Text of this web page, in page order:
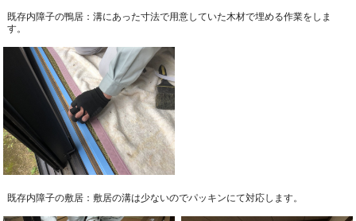
既存内障子の鴨居：溝にあった寸法で用意していた木材で埋める作業をしま
す。
既存内障子の敷居：敷居の溝は少ないのでパッキンにて対応します。